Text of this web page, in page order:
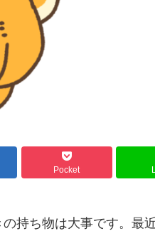
Pocket
持ち物は大事です。最